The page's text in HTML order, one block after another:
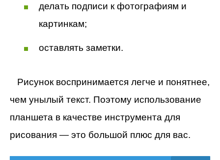
делать подписи к фотографиям и
картинкам;
оставлять заметки.
Рисунок воспринимается легче и понятнее,
чем унылый текст. Поэтому использование
планшета в качестве инструмента для
рисования — это большой плюс для вас.